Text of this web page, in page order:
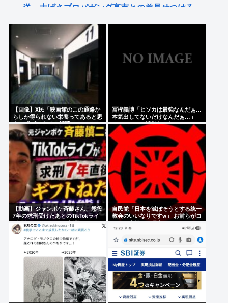
送。大げさプロパガンダ高市との差見せつける
私人逮捕や迷惑系が撮り鉄にだけは手を出せない理
由
【画像】TWICE・モモ(30)、またしてもエチエチボ
デーを披露www
「つまらない」 放送当時は酷評… 後に評価が逆転し
た傑作『ルパン三世』 再放送で視聴率30%超え 誰も
が知る名作に
石橋貴明、24年前のセクハラ被害者から許される
「むしろ嬉しかったんですよ」
Powered by livedoor 相互RSS
【画像】X民「映画館のこの通路か
らしか得られない栄養ってあると思
う」 共感できると話題にwww
冨樫義博「ヒソカは最強なんだぁ…
本気出してないだけなんだぁ…」
こいつのこの情熱なんなの？
【動画】ジャンポケ斉藤さん、懲役
7年の求刑受けたあとのTikTokライ
ブ配信がヤバすぎると話題にwww
自民党「日本を滅ぼそうとする統一
教会のいいなりですw」 お前らがコ
イツを支持する理由w